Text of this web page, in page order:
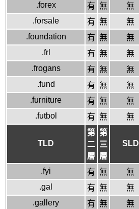
.forex
有 無 無
.forsale
有 無 無
.foundation
有 無 無
.frl
有 無 無
.frogans
有 無 無
.fund
有 無 無
.furniture
有 無 無
.futbol
有 無 無
TLD
第
二
層
第
三
層
SLD
.fyi 有 無 無
.gal
有 無 無
.gallery
有 無 無